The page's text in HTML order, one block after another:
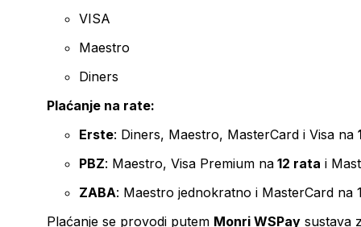
VISA
Maestro
Diners
Plaćanje na rate:
Erste: Diners, Maestro, MasterCard i Visa na
PBZ: Maestro, Visa Premium na 12 rata i
ZABA: Maestro jednokratno i MasterCard na
Plaćanje se provodi putem Monri WSPay sustava